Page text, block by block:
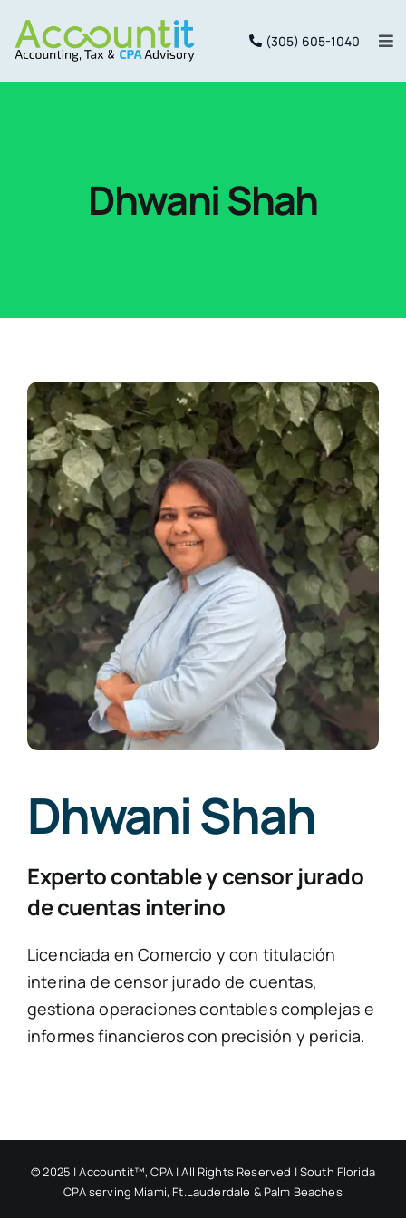
Saltar
contenido
(305) 605-1040
Portal
Preguntas frecuentes
Blogs
Contacta con nosotros
Dhwani Shah
Dhwani Shah
Experto contable y censor jurado
de cuentas interino
Licenciada en Comercio y con titulación
interina de censor jurado de cuentas,
gestiona operaciones contables complejas e
informes financieros con precisión y pericia.
© 2025 | Accountit™, CPA | All Rights Reserved | South Florida
CPA serving Miami, Ft.Lauderdale & Palm Beaches